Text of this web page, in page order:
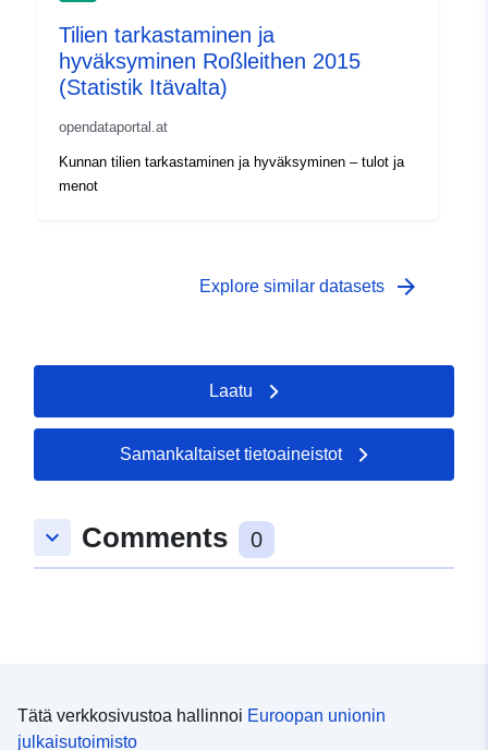
Tilien tarkastaminen ja
hyväksyminen Roßleithen 2015
(Statistik Itävalta)
opendataportal.at
Kunnan tilien tarkastaminen ja hyväksyminen – tulot ja
menot
Explore similar datasets arrow_forward
Laatu
Samankaltaiset tietoaineistot
keyboard_arrow_down Comments 0
Tätä verkkosivustoa hallinnoi Euroopan unionin
julkaisutoimisto